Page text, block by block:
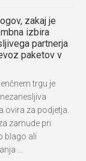
zakaj je
izbira
partnerja
paketov v
trgu je
ovira za podjetja.
zamude pri
blago ali
…